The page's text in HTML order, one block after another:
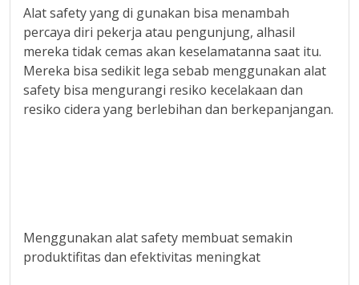
Alat safety yang di gunakan bisa menambah
percaya diri pekerja atau pengunjung, alhasil
mereka tidak cemas akan keselamatanna saat itu.
Mereka bisa sedikit lega sebab menggunakan alat
safety bisa mengurangi resiko kecelakaan dan
resiko cidera yang berlebihan dan berkepanjangan.
Menggunakan alat safety membuat semakin
produktifitas dan efektivitas meningkat